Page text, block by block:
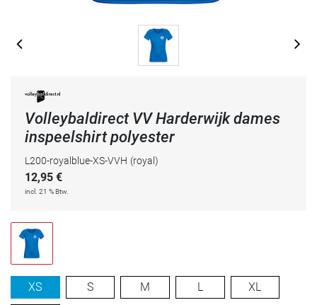
Volleybaldirect VV Harderwijk dames
inspeelshirt polyester
L200-royalblue-XS-VVH (royal)
12,95 €
incl. 21 % Btw.
XS S M L XL